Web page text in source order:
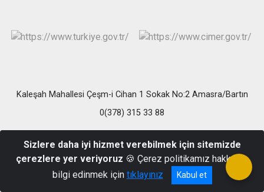
Kaleşah Mahallesi Çeşm-i Cihan 1 Sokak No:2 Amasra/Bartın
0(378) 315 33 88
Sizlere daha iyi hizmet verebilmek için sitemizde
çerezlere yer veriyoruz 🍪 Çerez politikamız hakkında
bilgi edinmek için tıklayınız Kabul et